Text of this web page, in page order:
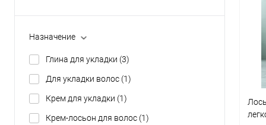
Назначение
Глина для укладки (3)
Для укладки волос (1)
Крем для укладки (1)
Крем-лосьон для волос (1)